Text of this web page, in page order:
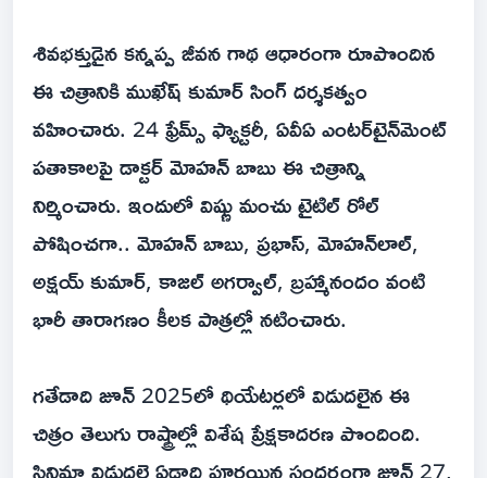
శివభక్తుడైన కన్నప్ప జీవన గాథ ఆధారంగా రూపొందిన
ఈ చిత్రానికి ముఖేష్ కుమార్ సింగ్ దర్శకత్వం
వహించారు. 24 ఫ్రేమ్స్ ఫ్యాక్టరీ, ఏవీఏ ఎంటర్‌టైన్‌మెంట్
పతాకాలపై డాక్టర్ మోహన్ బాబు ఈ చిత్రాన్ని
నిర్మించారు. ఇందులో విష్ణు మంచు టైటిల్ రోల్
పోషించగా.. మోహన్ బాబు, ప్రభాస్, మోహన్‌లాల్,
అక్షయ్ కుమార్, కాజల్ అగర్వాల్, బ్రహ్మానందం వంటి
భారీ తారాగణం కీలక పాత్రల్లో నటించారు.
గతేడాది జూన్ 2025లో థియేటర్లలో విడుదలైన ఈ
చిత్రం తెలుగు రాష్ట్రాల్లో విశేష ప్రేక్షకాదరణ పొందింది.